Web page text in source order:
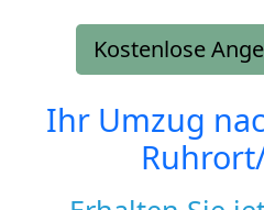
Kostenlose
Ihr Umzug